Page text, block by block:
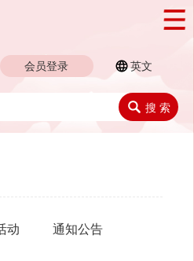
会员登录 英文
搜 索
动 通知公告